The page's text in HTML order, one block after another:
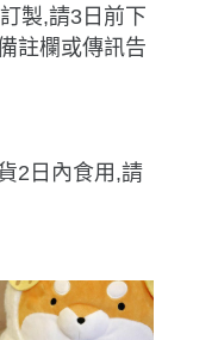
製,請3日前下
註欄或傳訊告
2日內食用,請